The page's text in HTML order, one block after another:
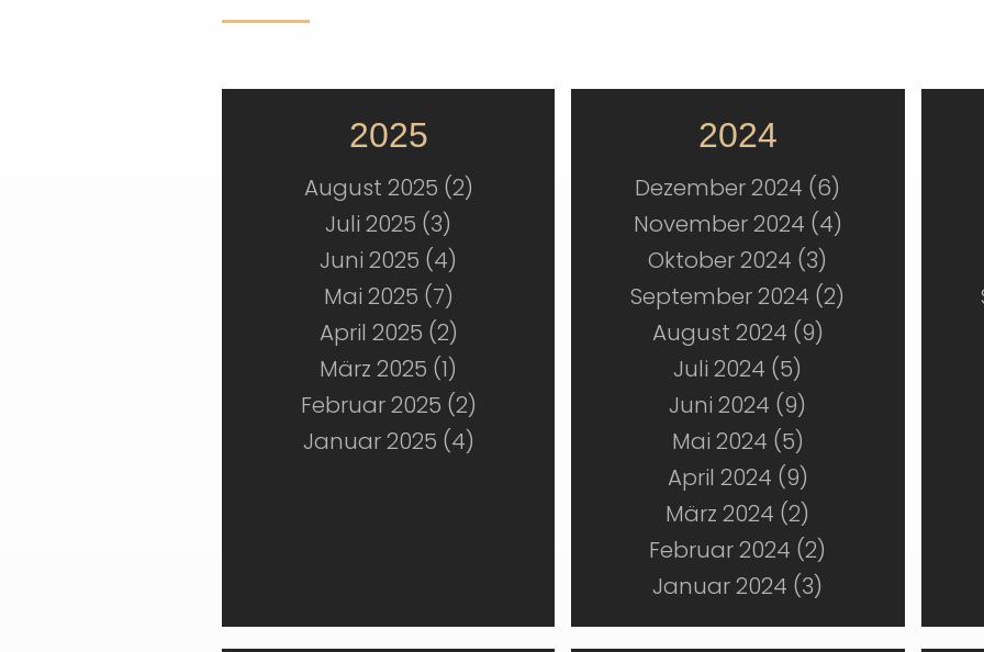
2025
August 2025 (2)
Juli 2025 (3)
Juni 2025 (4)
Mai 2025 (7)
April 2025 (2)
März 2025 (1)
Februar 2025 (2)
Januar 2025 (4)
2024
Dezember 2024 (6)
November 2024 (4)
Oktober 2024 (3)
September 2024 (2)
August 2024 (9)
Juli 2024 (5)
Juni 2024 (9)
Mai 2024 (5)
April 2024 (9)
März 2024 (2)
Februar 2024 (2)
Januar 2024 (3)